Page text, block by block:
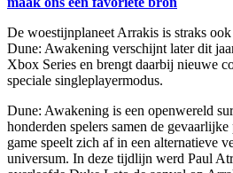
De woestijnplaneet Arrakis is straks
Dune: Awakening verschijnt later dit
Xbox Series en brengt daarbij nieuwe
speciale singleplayermodus.
Dune: Awakening is een openwereld
honderden spelers samen de
game speelt zich af in een alternatieve
universum. In deze tijdlijn werd Paul